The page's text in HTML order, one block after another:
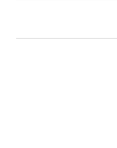
social media,